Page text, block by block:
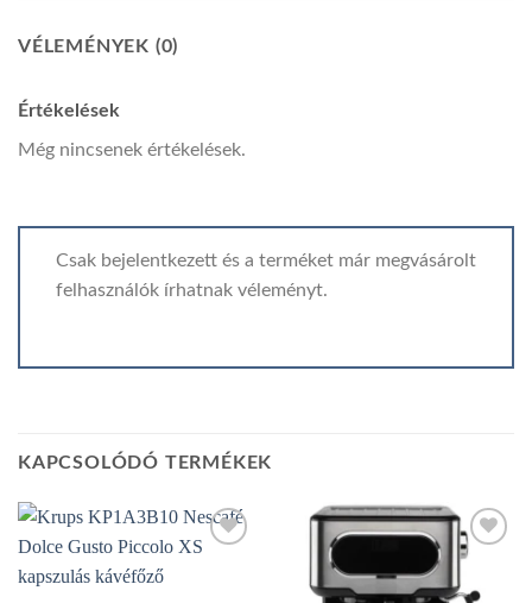
VÉLEMÉNYEK (0)
Értékelések
Még nincsenek értékelések.
Csak bejelentkezett és a terméket már megvásárolt
felhasználók írhatnak véleményt.
KAPCSOLÓDÓ TERMÉKEK